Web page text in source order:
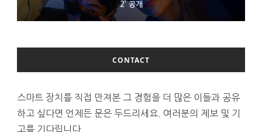
2’ 공개
D램 부족에 10억달러어치 아이폰18 프로세서 패키징 대기 중
300~400달러 반지형 스피커 준비하는 오픈AI
CONTACT
스마트 장치를 직접 만져본 그 경험을 더 많은 이들과 공유
하고 싶다면 언제든 문은 두드리세요. 여러분의 제보 및 기
고를 기다립니다.